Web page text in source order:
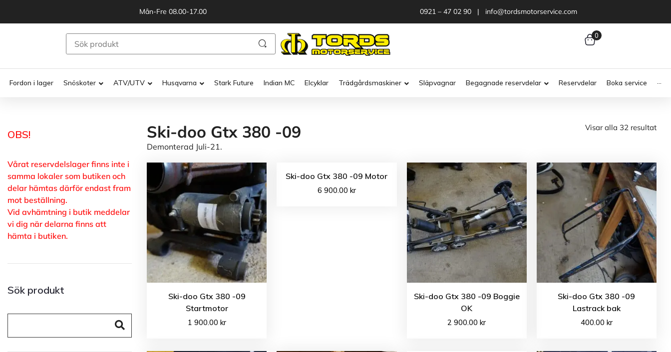
Mån-Fre 08.00-17.00 0921 – 47 02 90 | info@tordsmotorservice.com
0
Fordon i lager Snöskoter ATV/UTV Husqvarna Stark Future Indian MC Elcyklar Trädgårdsmaskiner Släpvagnar Begagnade reservdelar Reservdelar Boka service ···
OBS!
Vårat reservdelslager finns inte i
samma lokaler som butiken och
delar hämtas därför endast fram
mot beställning.
Vid avhämtning i butik meddelar
vi dig när delarna finns att
hämta i butiken.
Sök produkt
Ski-doo Gtx 380 -09 Visar alla 32 resultat
Demonterad Juli-21.
Ski-doo Gtx 380 -09
Startmotor
1 900.00 kr
Ski-doo Gtx 380 -09 Motor
6 900.00 kr
Ski-doo Gtx 380 -09 Boggie
OK
2 900.00kr
Ski-doo Gtx 380 -09
Lastrack bak
400.00 kr